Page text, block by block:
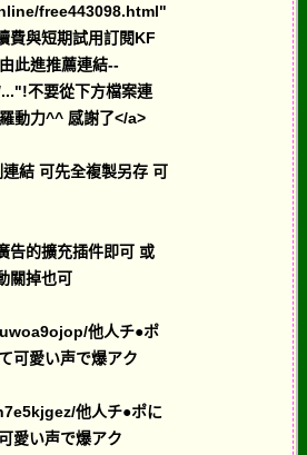
free443098.html"
與短期試用訂閱KF
此進推薦連結--
不要從下方檔案連
動力^^ 感謝了</a>
結 可先全複製另存 可
告的擴充插件即可 或
關掉也可
他人チ●ポ
可愛い声で爆アク
他人チ●ポに
愛い声で爆アク